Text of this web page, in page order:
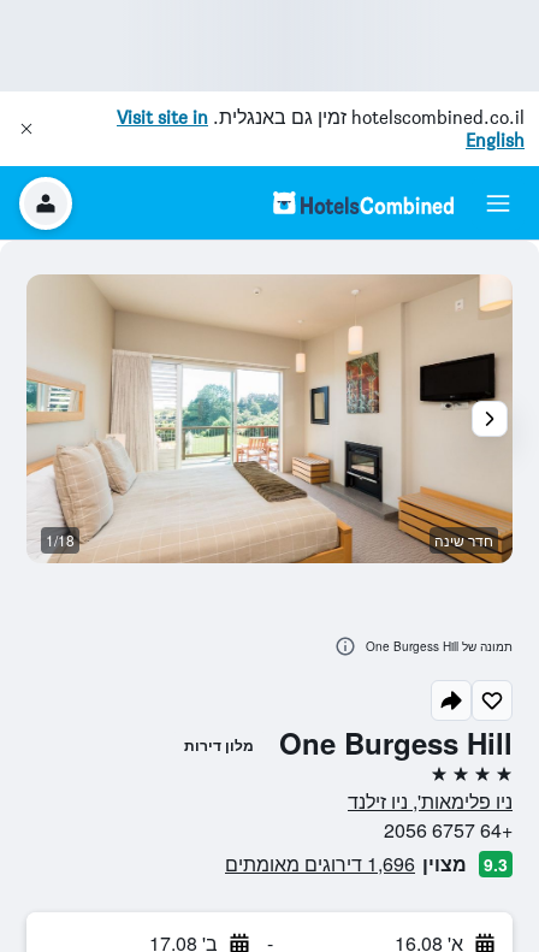
hotelscombined.co.il זמין גם באנגלית. Visit site in
English
One Burgess Hill מלון דירות
4 כוכבים
ניו פלימאות', ניו זילנד
+64 6757 2056
9.3 מצוין 1,696 דירוגים מאומתים
א' 16.08 - ב' 17.08
חדר שינה 1/18
תמונה של One Burgess Hill